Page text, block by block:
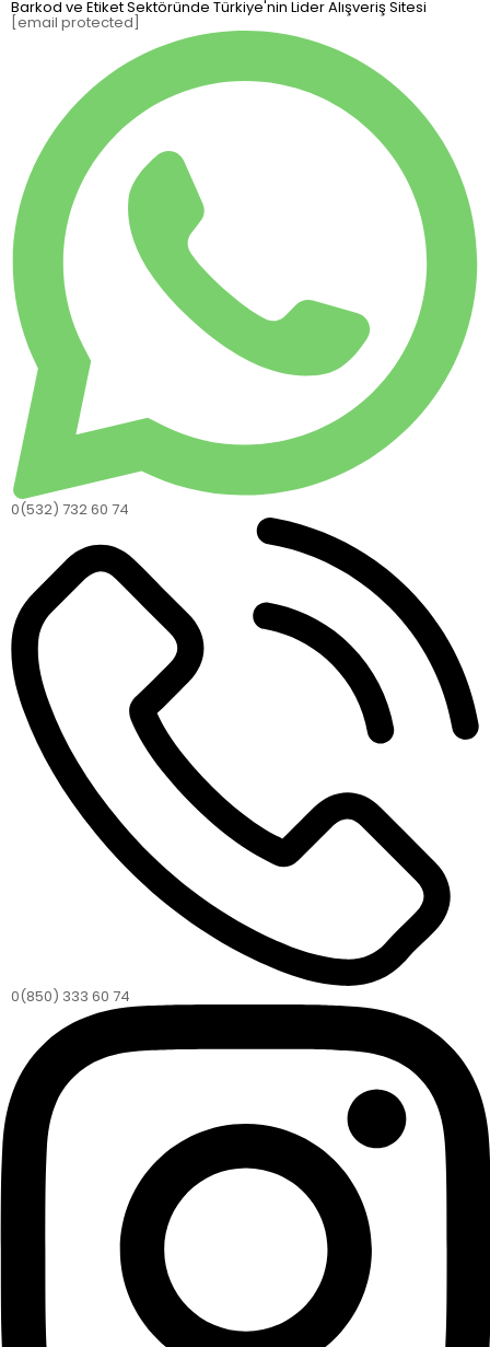
Barkod ve Etiket Sektöründe Türkiye'nin Lider Alışveriş Sitesi
[email protected]
0(532) 732 60 74
0(850) 333 60 74